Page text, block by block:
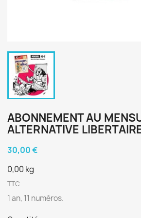
ABONNEMENT AU
ALTERNATIVE
30,00 €
0,00 kg
TTC
1 an, 11 numéros.